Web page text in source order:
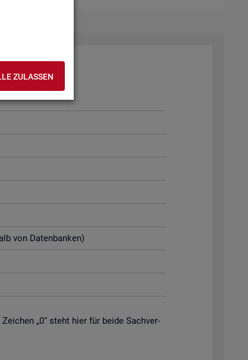
ZULASSEN
von Da­ten­ban­ken)
„0“ steht hier für beide Sach­ver­